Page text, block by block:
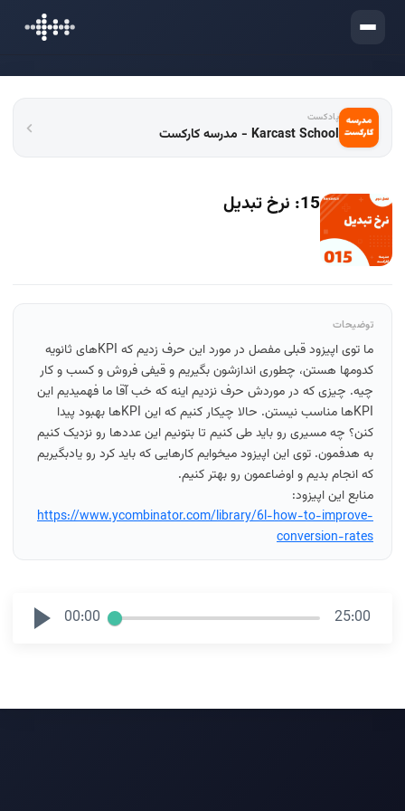
ورود
پادکست
Karcast School - مدرسه کارکست
15: نرخ تبدیل
توضیحات
ما توی اپیزود قبلی مفصل در مورد این حرف زدیم که KPIهای ثانویه
کدومها هستن، چطوری اندازشون بگیریم و قیفی فروش و کسب و کار
چیه. چیزی که در موردش حرف نزدیم اینه که خب آقا ما فهمیدیم این
KPIها مناسب نیستن. حالا چیکار کنیم که این KPIها بهبود پیدا
کنن؟ چه مسیری رو باید طی کنیم تا بتونیم این عددها رو نزدیک کنیم
به هدفمون. توی این اپیزود میخوایم کارهایی که باید کرد رو یادبگیریم
که انجام بدیم و اوضاعمون رو بهتر کنیم.
منابع این اپیزود:
https://www.ycombinator.com/library/6l-how-to-improve-
conversion-rates
00:00 25:00